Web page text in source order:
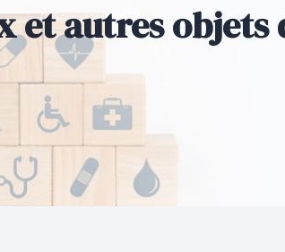
et autres objets